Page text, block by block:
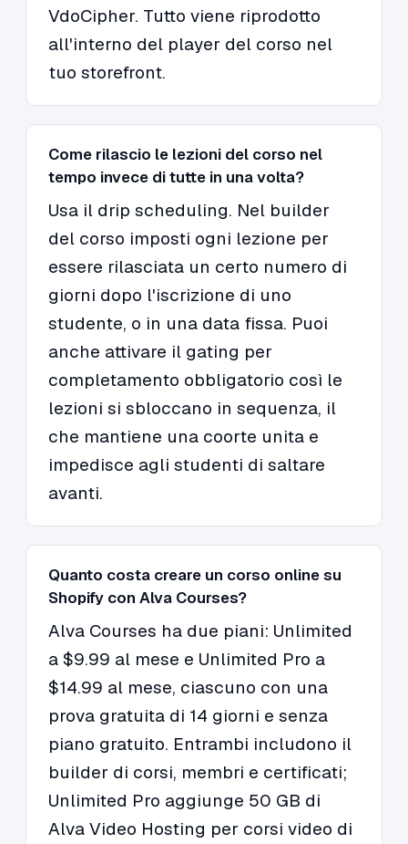
VdoCipher. Tutto viene riprodotto
all'interno del player del corso nel
tuo storefront.
Come rilascio le lezioni del corso nel
tempo invece di tutte in una volta?
Usa il drip scheduling. Nel builder
del corso imposti ogni lezione per
essere rilasciata un certo numero di
giorni dopo l'iscrizione di uno
studente, o in una data fissa. Puoi
anche attivare il gating per
completamento obbligatorio così le
lezioni si sbloccano in sequenza, il
che mantiene una coorte unita e
impedisce agli studenti di saltare
avanti.
Quanto costa creare un corso online su
Shopify con Alva Courses?
Alva Courses ha due piani: Unlimited
a $9.99 al mese e Unlimited Pro a
$14.99 al mese, ciascuno con una
prova gratuita di 14 giorni e senza
piano gratuito. Entrambi includono il
builder di corsi, membri e certificati;
Unlimited Pro aggiunge 50 GB di
Alva Video Hosting per corsi video di